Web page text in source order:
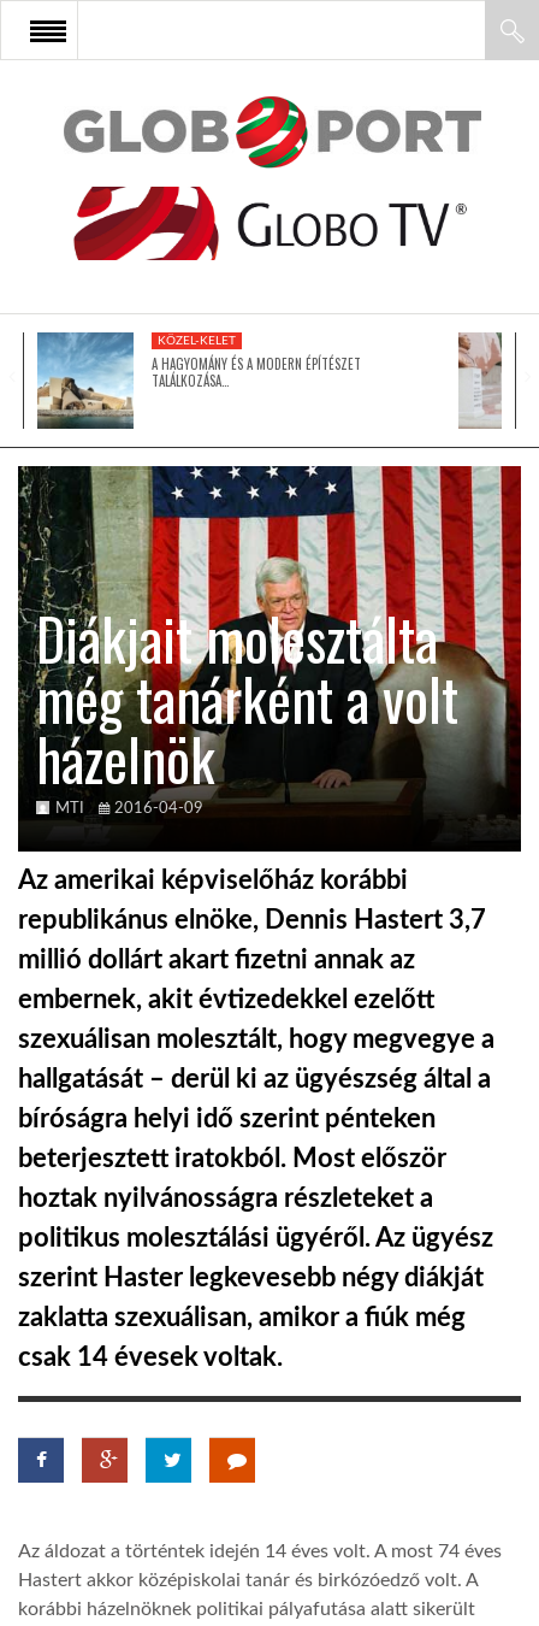
FŐOLDAL
AFRIKA
ÁZSIA
LATIN-AMERIKA
KÖZEL-KELET
AUSZTRÁLIA
A VILÁG ITTHON
MÉDIA
HÍR3D
TROPICALMAGAZIN
GLOBOTV
AFRIKA TUDÁSTÁR
A NAP SZÉPE
LINKTR.EE
KÖZEL-KELET
A HAGYOMÁNY ÉS A MODERN ÉPÍTÉSZET
TALÁLKOZÁSA…
Diákjait molesztálta
még tanárként a volt
házelnök
MTI 2016-04-09
Az amerikai képviselőház korábbi
republikánus elnöke, Dennis Hastert 3,7
millió dollárt akart fizetni annak az
embernek, akit évtizedekkel ezelőtt
szexuálisan molesztált, hogy megvegye a
hallgatását – derül ki az ügyészség által a
bíróságra helyi idő szerint pénteken
beterjesztett iratokból. Most először
hoztak nyilvánosságra részleteket a
politikus molesztálási ügyéről. Az ügyész
szerint Haster legkevesebb négy diákját
zaklatta szexuálisan, amikor a fiúk még
csak 14 évesek voltak.
Az áldozat a történtek idején 14 éves volt. A most 74 éves
Hastert akkor középiskolai tanár és birkózóedző volt. A
korábbi házelnöknek politikai pályafutása alatt sikerült